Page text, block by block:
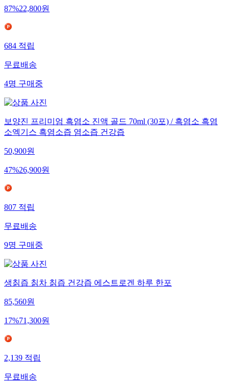
87%22,800원
684 적립
무료배송
4명 구매중
보양진 프리미엄 흑염소 진액 골드 70ml (30포) / 흑염소 흑염
소엑기스 흑염소즙 염소즙 건강즙
50,900원
47%26,900원
807 적립
무료배송
9명 구매중
생칡즙 칡차 칡즙 건강즙 에스트로겐 하루 한포
85,560원
17%71,300원
2,139 적립
무료배송